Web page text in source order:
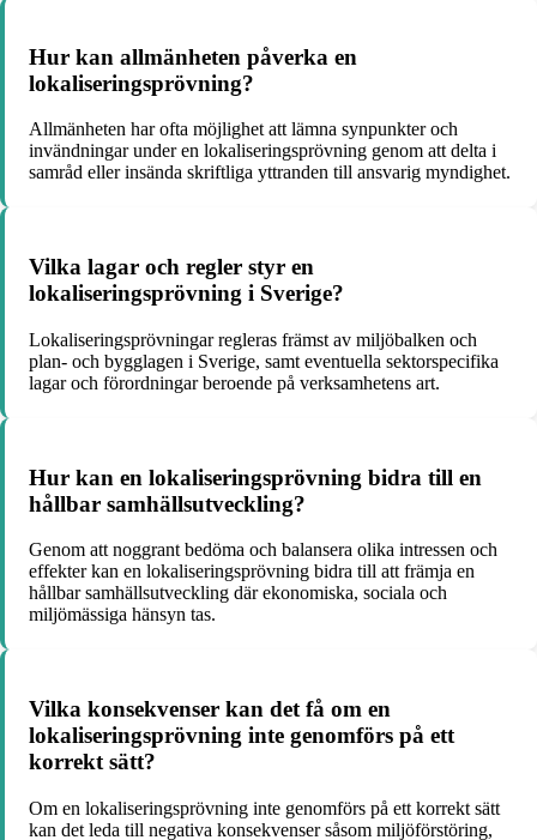
Hur kan allmänheten påverka en
lokaliseringsprövning?
Allmänheten har ofta möjlighet att lämna synpunkter och
invändningar under en lokaliseringsprövning genom att delta i
samråd eller insända skriftliga yttranden till ansvarig myndighet.
Vilka lagar och regler styr en
lokaliseringsprövning i Sverige?
Lokaliseringsprövningar regleras främst av miljöbalken och
plan- och bygglagen i Sverige, samt eventuella sektorspecifika
lagar och förordningar beroende på verksamhetens art.
Hur kan en lokaliseringsprövning bidra till en
hållbar samhällsutveckling?
Genom att noggrant bedöma och balansera olika intressen och
effekter kan en lokaliseringsprövning bidra till att främja en
hållbar samhällsutveckling där ekonomiska, sociala och
miljömässiga hänsyn tas.
Vilka konsekvenser kan det få om en
lokaliseringsprövning inte genomförs på ett
korrekt sätt?
Om en lokaliseringsprövning inte genomförs på ett korrekt sätt
kan det leda till negativa konsekvenser såsom miljöförstöring,